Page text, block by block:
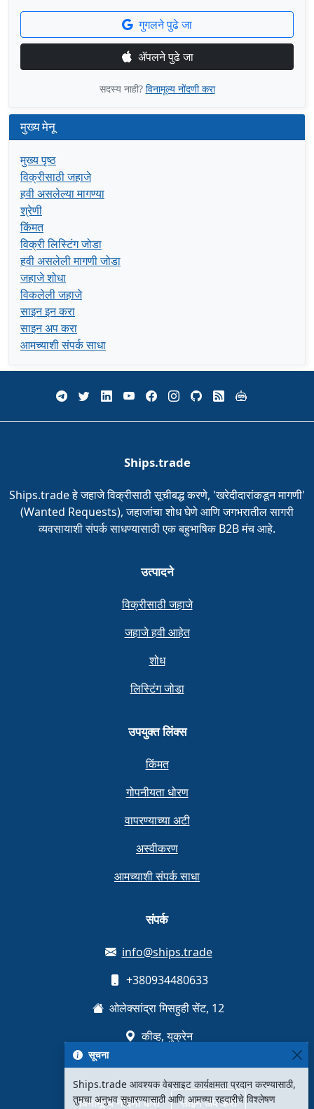
गुगलने पुढे जा
ॲपलने पुढे जा
सदस्य नाही? विनामूल्य नोंदणी करा
मुख्य मेनू
मुख्य पृष्ठ
विक्रीसाठी जहाजे
हवी असलेल्या मागण्या
श्रेणी
किंमत
विक्री लिस्टिंग जोडा
हवी असलेली मागणी जोडा
जहाजे शोधा
विकलेली जहाजे
साइन इन करा
साइन अप करा
आमच्याशी संपर्क साधा
Ships.trade
Ships.trade हे जहाजे विक्रीसाठी सूचीबद्ध करणे, 'खरेदीदारांकडून मागणी'
(Wanted Requests), जहाजांचा शोध घेणे आणि जगभरातील सागरी
व्यवसायाशी संपर्क साधण्यासाठी एक बहुभाषिक B2B मंच आहे.
उत्पादने
विक्रीसाठी जहाजे
जहाजे हवी आहेत
शोध
लिस्टिंग जोडा
उपयुक्त लिंक्स
किंमत
गोपनीयता धोरण
वापरण्याच्या अटी
अस्वीकरण
आमच्याशी संपर्क साधा
संपर्क
info@ships.trade
+380934480633
ओलेक्सांद्रा मिसहुही सेंट, 12
कीव्ह, युक्रेन
विनामूल्य नोंदणी करा साइन अप करा
सूचना
Ships.trade आवश्यक वेबसाइट कार्यक्षमता प्रदान करण्यासाठी,
तुमचा अनुभव सुधारण्यासाठी आणि आमच्या रहदारीचे विश्लेषण